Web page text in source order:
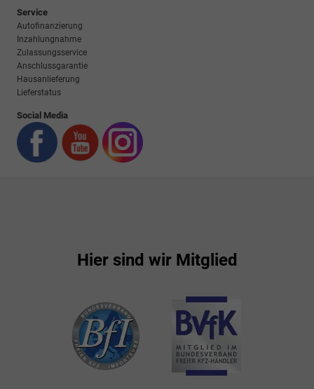
Service
Autofinanzierung
Inzahlungnahme
Zulassungsservice
Anschlussgarantie
Hausanlieferung
Lieferstatus
Social Media
Hier sind wir Mitglied